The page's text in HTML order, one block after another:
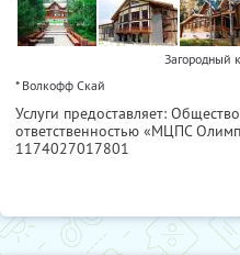
Загородный
* Волкофф Скай
Услуги предоставляет:
ответственностью «МЦПС
1174027017801